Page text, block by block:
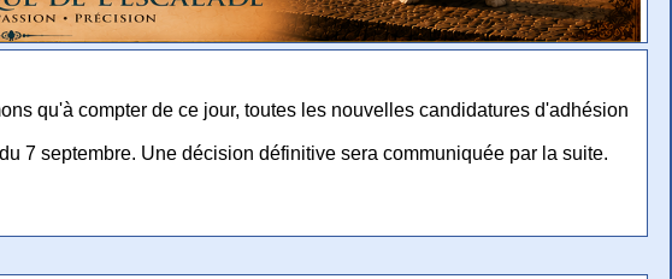
qu'à compter de ce jour, toutes les nouvelles candidatures d'adhésion
7 septembre. Une décision définitive sera communiquée par la suite.